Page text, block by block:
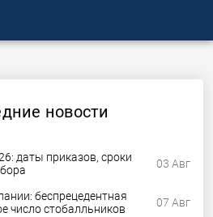
новости
даты приказов, сроки
03 Авг
беспрецедентная
число стобалльников
07 Авг